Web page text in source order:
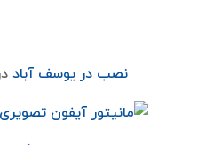
نصب در یوسف آباد